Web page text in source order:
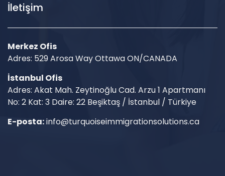
İletişim
Merkez Ofis
Adres: 529 Arosa Way Ottawa ON/CANADA
İstanbul Ofis
Adres: Akat Mah. Zeytinoğlu Cad. Arzu 1 Apartmanı
No: 2 Kat: 3 Daire: 22 Beşiktaş / İstanbul / Türkiye
E-posta:info@turquoiseimmigrationsolutions.ca